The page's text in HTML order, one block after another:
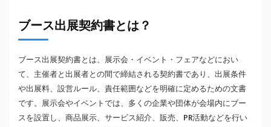
ブース出展契約書とは？
ブース出展契約書とは、展示会・イベント・フェアなどにおい
て、主催者と出展者との間で締結される契約書であり、出展条件
や出展料、設営ルール、責任範囲などを明確に定めるための文書
です。展示会やイベントでは、多くの企業や団体が会場内にブー
スを設置し、商品展示、サービス紹介、販売、PR活動などを行い